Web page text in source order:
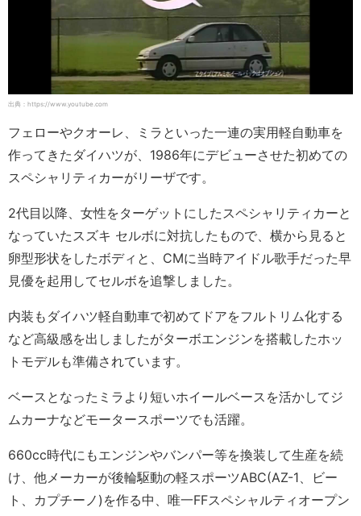
出典：https://www.youtube.com
フェローやクオーレ、ミラといった一連の実用軽自動車を
作ってきたダイハツが、1986年にデビューさせた初めての
スペシャリティカーがリーザです。
2代目以降、女性をターゲットにしたスペシャリティカーと
なっていたスズキ セルボに対抗したもので、横から見ると
卵型形状をしたボディと、CMに当時アイドル歌手だった早
見優を起用してセルボを追撃しました。
内装もダイハツ軽自動車で初めてドアをフルトリム化する
など高級感を出しましたがターボエンジンを搭載したホッ
トモデルも準備されています。
ベースとなったミラより短いホイールベースを活かしてジ
ムカーナなどモータースポーツでも活躍。
660cc時代にもエンジンやバンパー等を換装して生産を続
け、他メーカーが後輪駆動の軽スポーツABC(AZ-1、ビー
ト、カプチーノ)を作る中、唯一FFスペシャルティオープン